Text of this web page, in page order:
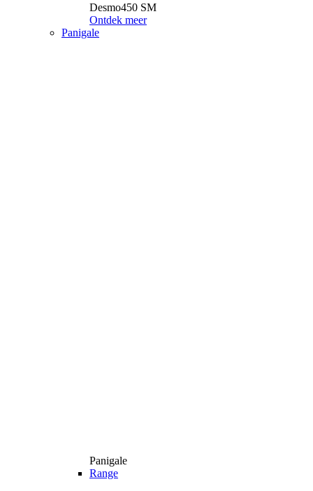
Desmo450 SM
Ontdek meer
Panigale
Panigale
Range